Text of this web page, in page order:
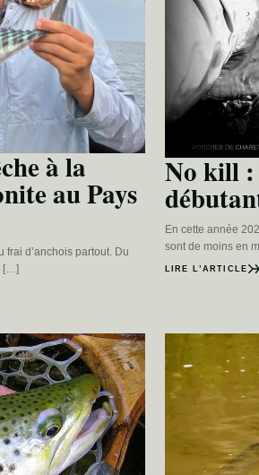
à la
au Pays
frai d’anchois partout. Du
[…]
No kill :
En cette année
sont de moins en
LIRE L’ARTICLE